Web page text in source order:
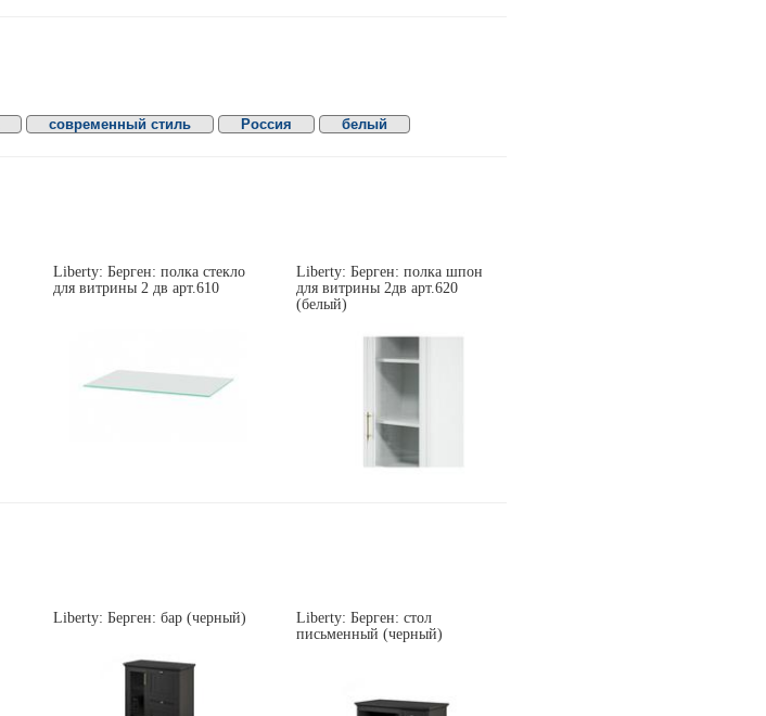
современный стиль Россия белый
Liberty: Берген: полка стекло
для витрины 2 дв арт.610
Liberty: Берген: полка шпон
для витрины 2дв арт.620
(белый)
Liberty: Берген: бар (черный)
Liberty: Берген: стол
письменный (черный)